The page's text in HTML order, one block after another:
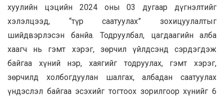
хуулийн цэцийн 2024 оны 03 дугаар дүгнэлтийг
хэлэлцээд, “түр саатуулах” зохицуулалтыг
шийдвэрлэсэн банйа. Тодруулбал, цагдаагийн алба
хаагч нь гэмт хэрэг, зөрчил үйлдсэнд сэрдэгдэж
байгаа хүний нэр, хаягийг тодруулах, гэмт хэрэг,
зөрчилд холбогдуулан шалгах, албадан саатуулах
үндэслэл байгаа эсэхийг тогтоох зорилгоор хүнийг 6